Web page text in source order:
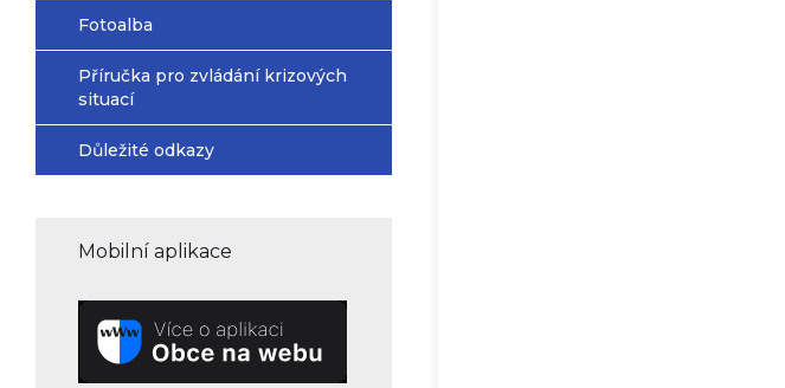
Fotoalba
Příručka pro zvládání krizových
situací
Důležité odkazy
Mobilní aplikace